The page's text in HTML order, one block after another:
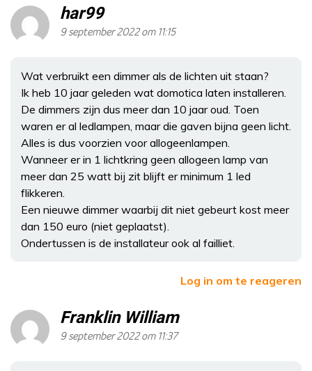
har99
9 september 2022 om 11:15
Wat verbruikt een dimmer als de lichten uit staan?
Ik heb 10 jaar geleden wat domotica laten installeren.
De dimmers zijn dus meer dan 10 jaar oud. Toen
waren er al ledlampen, maar die gaven bijna geen licht.
Alles is dus voorzien voor allogeenlampen.
Wanneer er in 1 lichtkring geen allogeen lamp van
meer dan 25 watt bij zit blijft er minimum 1 led
flikkeren.
Een nieuwe dimmer waarbij dit niet gebeurt kost meer
dan 150 euro (niet geplaatst).
Ondertussen is de installateur ook al failliet.
Log in om te reageren
Franklin William
9 september 2022 om 11:37